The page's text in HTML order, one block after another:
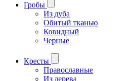
Гробы
Из дуба
Обитый тканью
Ковидный
Черные
Кресты
Православные
Из дерева